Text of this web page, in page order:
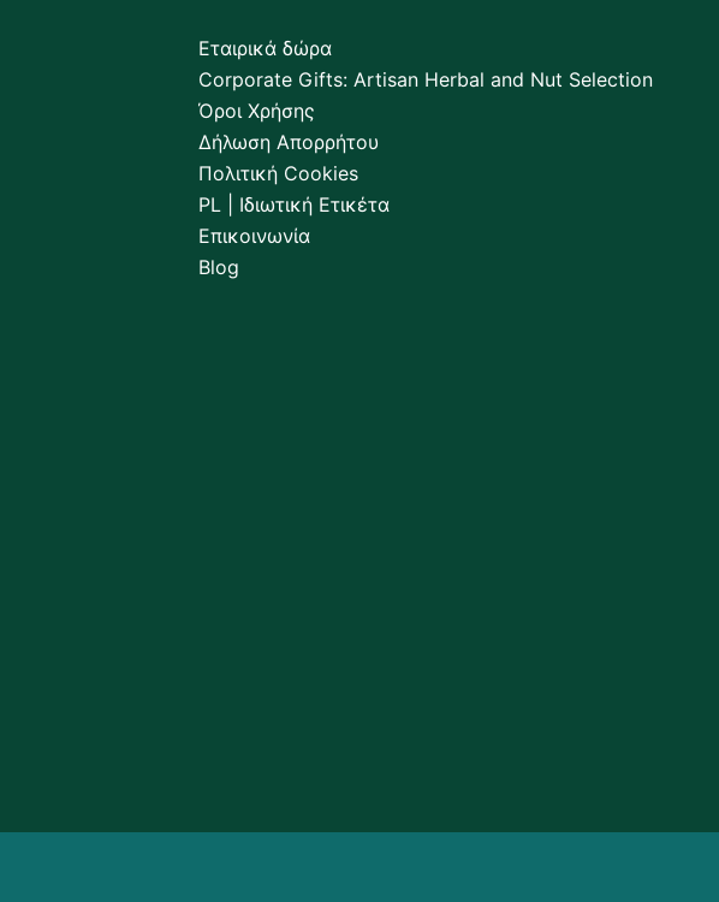
Εταιρικά δώρα
Corporate Gifts: Artisan Herbal and Nut Selection
Όροι Χρήσης
Δήλωση Απορρήτου
Πολιτική Cookies
PL | Ιδιωτική Ετικέτα
Επικοινωνία
Blog